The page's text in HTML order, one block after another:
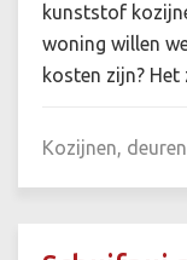
kunststof
woning willen
kosten zijn?
Kozijnen,